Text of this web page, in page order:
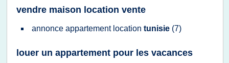
vendre maison location vente
annonce appartement location tunisie (7)
louer un appartement pour les vacances